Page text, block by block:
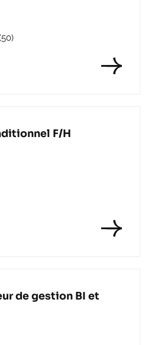
F/H
de gestion BI et